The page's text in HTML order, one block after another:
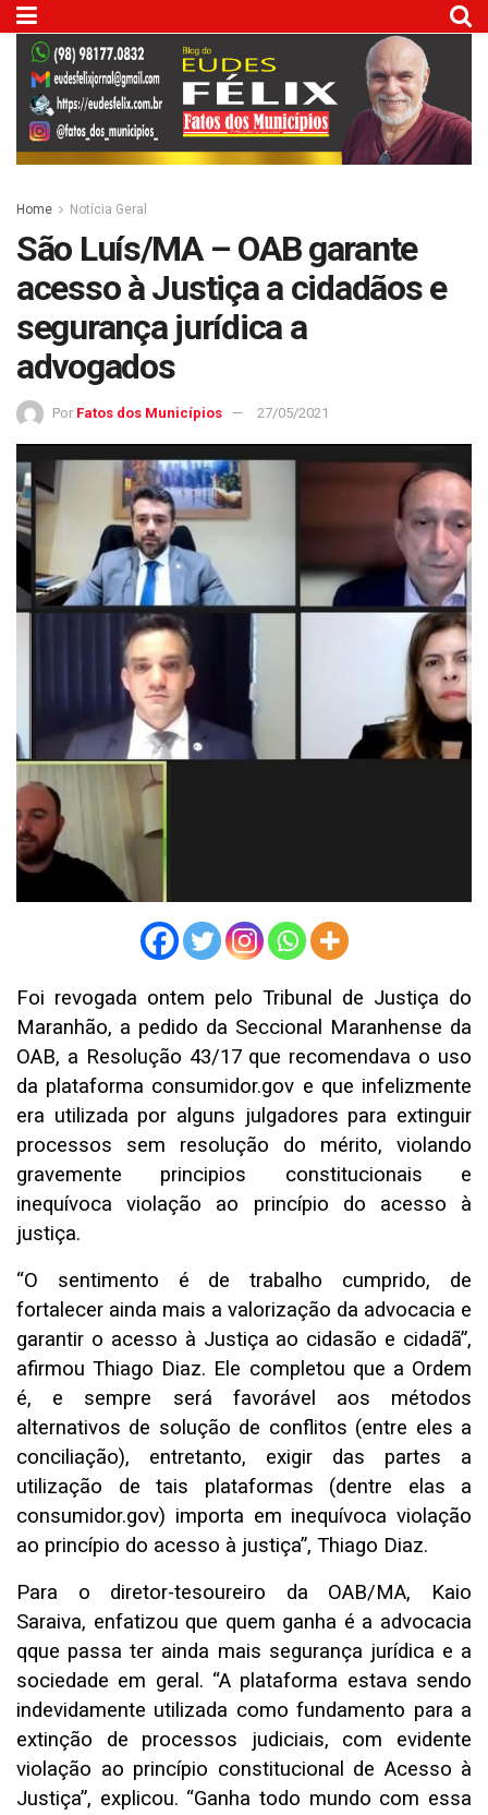
Home Notícia Geral
São Luís/MA – OAB garante
acesso à Justiça a cidadãos e
segurança jurídica a
advogados
Por Fatos dos Municípios 27/05/2021
Foi revogada ontem pelo Tribunal de Justiça do
Maranhão, a pedido da Seccional Maranhense da
OAB, a Resolução 43/17 que recomendava o uso
da plataforma consumidor.gov e que infelizmente
era utilizada por alguns julgadores para extinguir
processos sem resolução do mérito, violando
gravemente principios constitucionais e
inequívoca violação ao princípio do acesso à
justiça.
“O sentimento é de trabalho cumprido, de
fortalecer ainda mais a valorização da advocacia e
garantir o acesso à Justiça ao cidasão e cidadã”,
afirmou Thiago Diaz. Ele completou que a Ordem
é, e sempre será favorável aos métodos
alternativos de solução de conflitos (entre eles a
conciliação), entretanto, exigir das partes a
utilização de tais plataformas (dentre elas a
consumidor.gov) importa em inequívoca violação
ao princípio do acesso à justiça”, Thiago Diaz.
Para o diretor-tesoureiro da OAB/MA, Kaio
Saraiva, enfatizou que quem ganha é a advocacia
qque passa ter ainda mais segurança jurídica e a
sociedade em geral. “A plataforma estava sendo
indevidamente utilizada como fundamento para a
extinção de processos judiciais, com evidente
violação ao princípio constitucional de Acesso à
Justiça”, explicou. “Ganha todo mundo com essa